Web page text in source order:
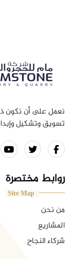
نعمل على أن نكون
تسويق وتشكيل
ومواكبة المستقبل .
روابط مختصرة
Site Map
من نحن
المشاريع
شركاء النجاح